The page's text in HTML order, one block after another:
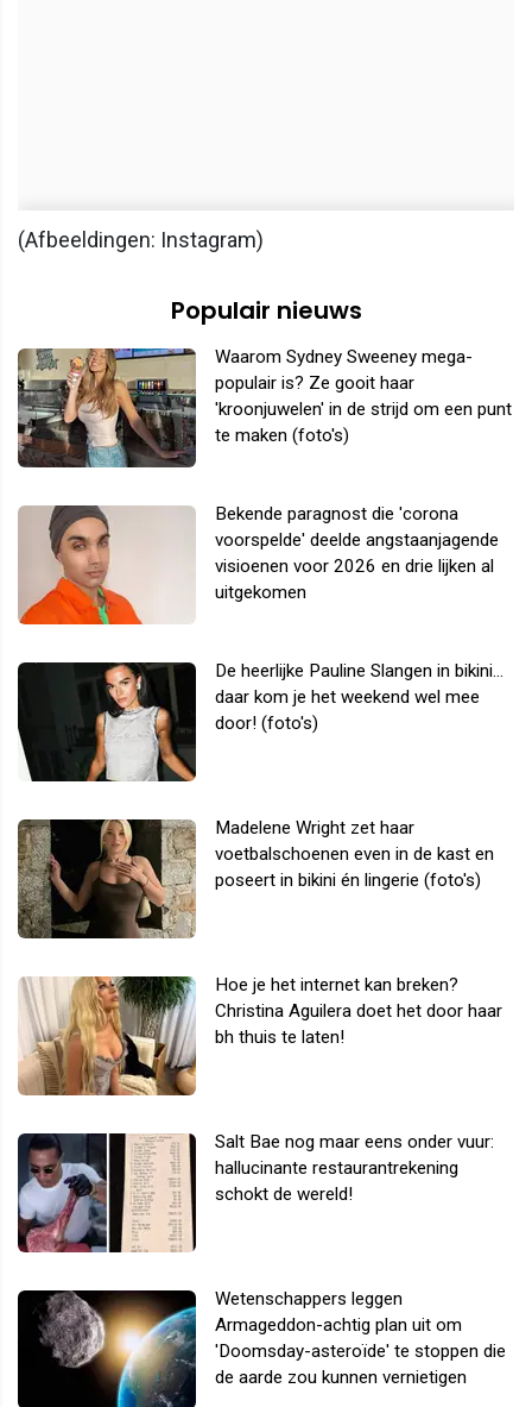
(Afbeeldingen: Instagram)
Populair nieuws
Waarom Sydney Sweeney mega-
populair is? Ze gooit haar
'kroonjuwelen' in de strijd om een punt
te maken (foto's)
Bekende paragnost die 'corona
voorspelde' deelde angstaanjagende
visioenen voor 2026 en drie lijken al
uitgekomen
De heerlijke Pauline Slangen in bikini...
daar kom je het weekend wel mee
door! (foto's)
Madelene Wright zet haar
voetbalschoenen even in de kast en
poseert in bikini én lingerie (foto's)
Hoe je het internet kan breken?
Christina Aguilera doet het door haar
bh thuis te laten!
Salt Bae nog maar eens onder vuur:
hallucinante restaurantrekening
schokt de wereld!
Wetenschappers leggen
Armageddon-achtig plan uit om
'Doomsday-asteroïde' te stoppen die
de aarde zou kunnen vernietigen